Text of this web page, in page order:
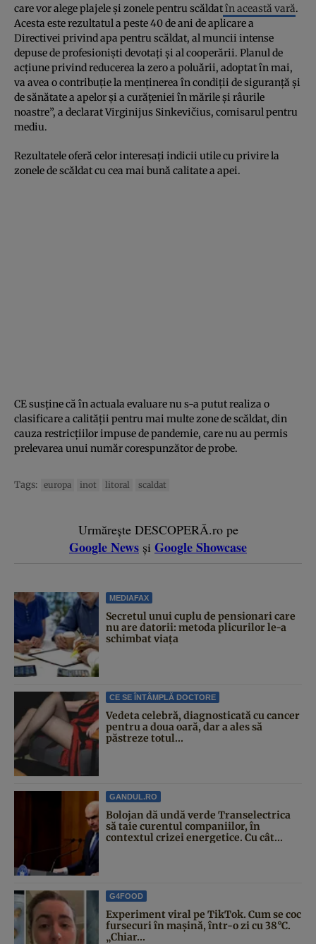
care vor alege plajele și zonele pentru scăldatîn această vară.
Acesta este rezultatul a peste 40 de ani de aplicare a
Directivei privind apa pentru scăldat, al muncii intense
depuse de profesioniști devotați și al cooperării. Planul de
acțiune privind reducerea la zero a poluării, adoptat în mai,
va avea o contribuție la menținerea în condiții de siguranță și
de sănătate a apelor și a curățeniei în mările și râurile
noastre”, a declarat Virginijus Sinkevičius, comisarul pentru
mediu.
Rezultatele oferă celor interesați indicii utile cu privire la
zonele de scăldat cu cea mai bună calitate a apei.
CE susține că în actuala evaluare nu s-a putut realiza o
clasificare a calității pentru mai multe zone de scăldat, din
cauza restricțiilor impuse de pandemie, care nu au permis
prelevarea unui număr corespunzător de probe.
Tags: europa inot litoral scaldat
Urmărește DESCOPERĂ.ro pe
Google News și Google Showcase
MEDIAFAX
Secretul unui cuplu de pensionari care
nu are datorii: metoda plicurilor le-a
schimbat viața
CE SE ÎNTÂMPLĂ DOCTORE
Vedeta celebră, diagnosticată cu cancer
pentru a doua oară, dar a ales să
păstreze totul...
GANDUL.RO
Bolojan dă undă verde Transelectrica
să taie curentul companiilor, în
contextul crizei energetice. Cu cât...
G4FOOD
Experiment viral pe TikTok. Cum se coc
fursecuri în mașină, într-o zi cu 38°C.
„Chiar...